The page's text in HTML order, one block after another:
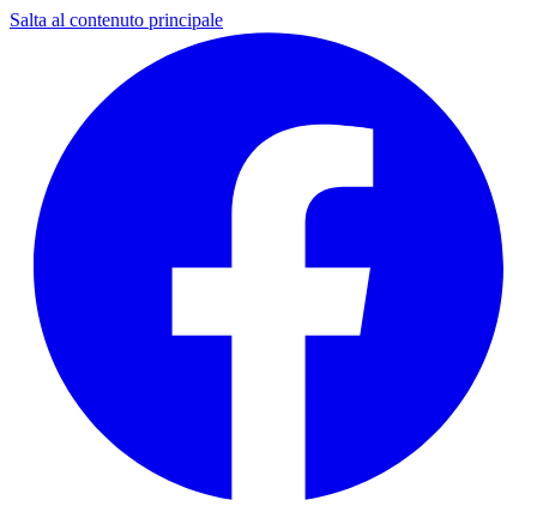
Salta al contenuto principale